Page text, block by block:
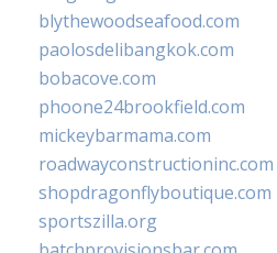
blythewoodseafood.com
paolosdelibangkok.com
bobacove.com
phoone24brookfield.com
mickeybarmama.com
roadwayconstructioninc.com
shopdragonflyboutique.com
sportszilla.org